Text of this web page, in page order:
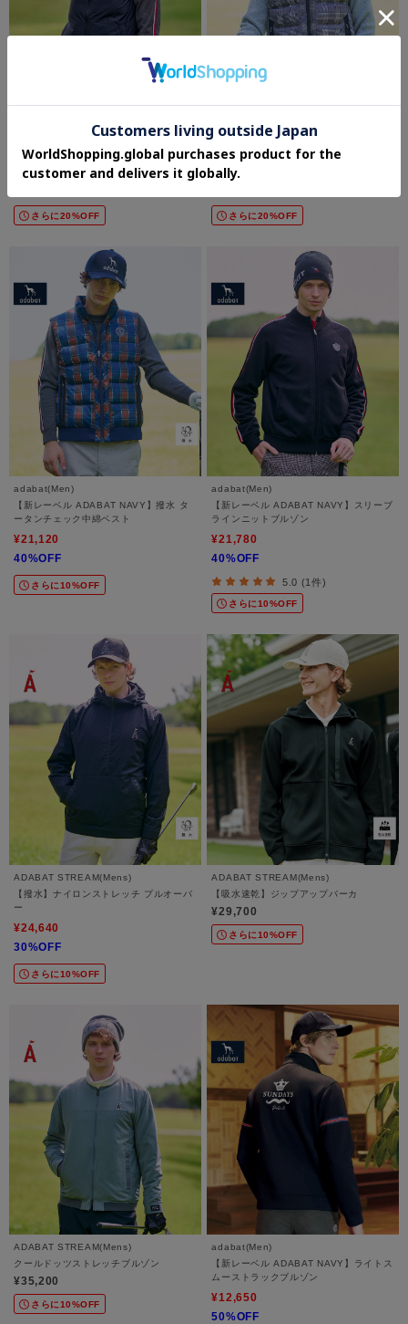
【新レーベル ADABAT NAVY】【撥水】
ジェットブラックダウンベスト
¥26,180
さらに20%OFF
【新レーベル ADABAT NAVY】撥水グレ
ンチェック中綿ベスト
¥24,640
さらに20%OFF
adabat(Men)
【新レーベル ADABAT NAVY】撥水 タ
ータンチェック中綿ベスト
¥21,120
40%OFF
さらに10%OFF
adabat(Men)
【新レーベル ADABAT NAVY】スリーブ
ラインニットブルゾン
¥21,780
40%OFF
5.0 (1件)
さらに10%OFF
ADABAT STREAM(Mens)
【撥水】ナイロンストレッチ プルオーバ
ー
¥24,640
30%OFF
さらに10%OFF
ADABAT STREAM(Mens)
【吸水速乾】ジップアップパーカ
¥29,700
さらに10%OFF
ADABAT STREAM(Mens)
クールドッツストレッチブルゾン
¥35,200
さらに10%OFF
adabat(Men)
【新レーベル ADABAT NAVY】ライトス
ムーストラックブルゾン
¥12,650
50%OFF